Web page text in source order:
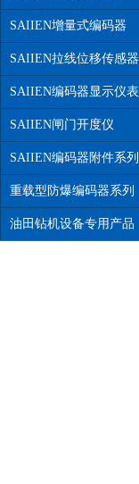
SAIIEN增量式编码器
SAIIEN拉线位移传感器
SAIIEN编码器显示仪表
SAIIEN闸门开度仪
SAIIEN编码器附件系列
重载型防爆编码器系列
油田钻机设备专用产品